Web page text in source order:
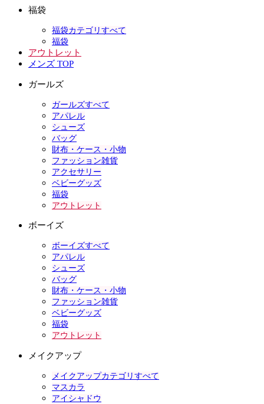
福袋
福袋カテゴリすべて
福袋
アウトレット
メンズ TOP
ガールズ
ガールズすべて
アパレル
シューズ
バッグ
財布・ケース・小物
ファッション雑貨
アクセサリー
ベビーグッズ
福袋
アウトレット
ボーイズ
ボーイズすべて
アパレル
シューズ
バッグ
財布・ケース・小物
ファッション雑貨
ベビーグッズ
福袋
アウトレット
メイクアップ
メイクアップカテゴリすべて
マスカラ
アイシャドウ